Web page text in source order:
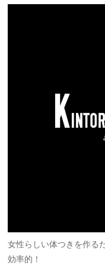
女性らしい体つきを作る
効率的！